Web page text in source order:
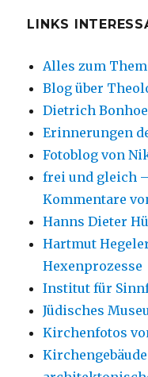
LINKS
Alles zum
Blog über
Dietrich
Erinnerungen
Fotoblog von
frei und gleich
Kommentare
Hanns Dieter
Hartmut
Hexenprozesse
Institut für
Jüdisches
Kirchenfotos